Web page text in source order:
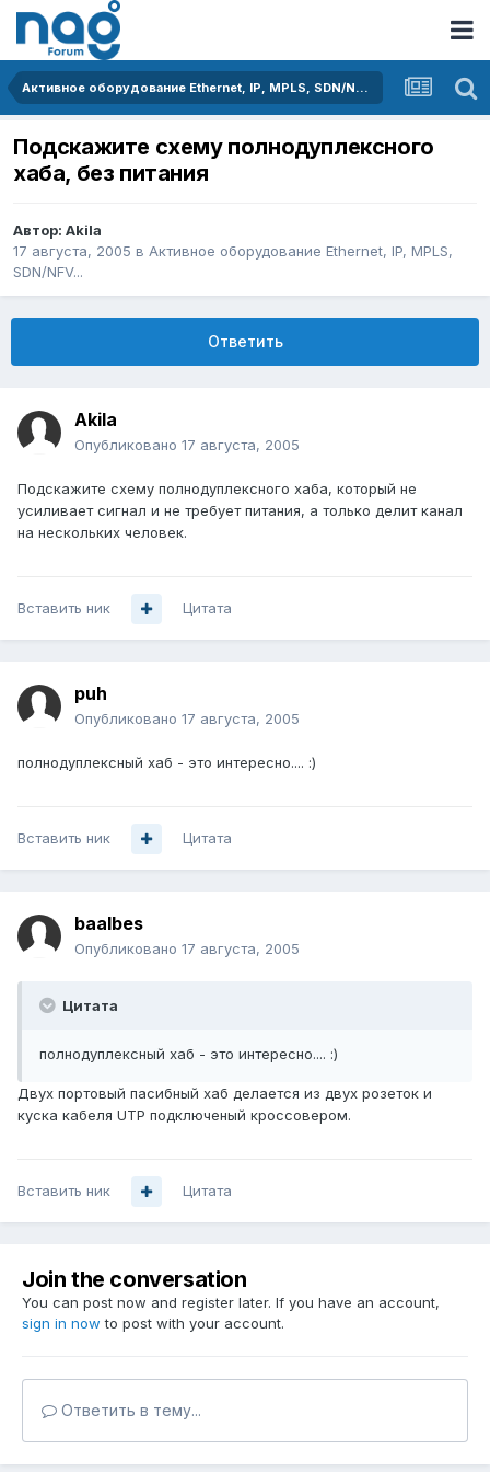
Активное оборудование Ethernet, IP, MPLS, SDN/NFV...
Подскажите схему полнодуплексного
хаба, без питания
Автор: Akila
17 августа, 2005 в Активное оборудование Ethernet, IP, MPLS,
SDN/NFV...
Ответить
Akila
Опубликовано 17 августа, 2005
Подскажите схему полнодуплексного хаба, который не
усиливает сигнал и не требует питания, а только делит канал
на нескольких человек.
Вставить ник Цитата
puh
Опубликовано 17 августа, 2005
полнодуплексный хаб - это интересно.... :)
Вставить ник Цитата
baalbes
Опубликовано 17 августа, 2005
Цитата
полнодуплексный хаб - это интересно.... :)
Двух портовый пасибный хаб делается из двух розеток и
куска кабеля UTP подключеный кроссовером.
Вставить ник Цитата
Join the conversation
You can post now and register later. If you have an account,
sign in now to post with your account.
Ответить в тему...